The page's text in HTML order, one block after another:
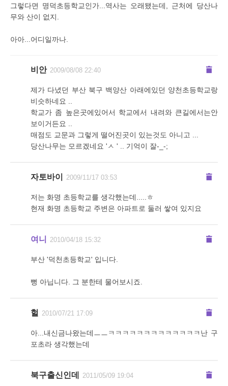
그렇다면 명덕초등학교인가...역사는 오래됐는데, 근처에 당산나
무와 산이 없지.
아아...어디일까나.
비안 2009/08/08 22:40
제가 다녔던 부산 북구 백양산 아래에있던 양천초등학교랑
비슷하네요 ..
학교가 좀 높은곳에있어서 학교에서 내려와 큰길에서는안
보이거든요 ..
매점도 교문과 그렇게 떨어진곳이 있는것도 아니고 ...
당산나무는 모르겠네요 'ㅅ ' .. 기억이 잘-_-;
자토바이 2009/11/17 03:53
저는 화명 초등학교를 생각했는데.....ㅎ
현재 화명 초등학교 주변은 아파트로 둘러 쌓여 있지요
여니 2010/04/18 15:32
부산 '덕천초등학교' 입니다.
뻥 아닙니다. 그 분한테 물어보시죠.
헐 2010/07/21 17:09
아...내신금나왔는데ㅡㅡㅋㅋㅋㅋㅋㅋㅋㅋㅋㅋㅋㅋㅋ난 구
포초라 생각했는데
북구출신인데 2011/05/09 19:04